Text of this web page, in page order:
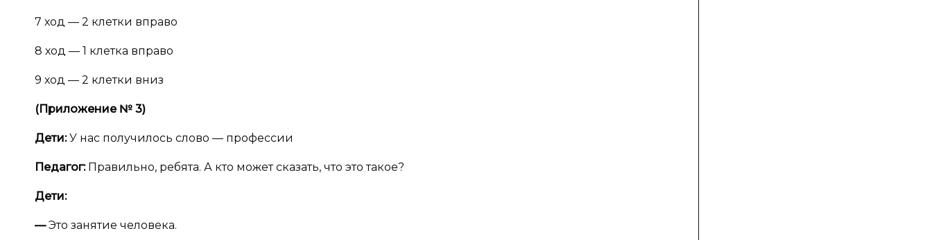
7 ход — 2 клетки вправо
8 ход — 1 клетка вправо
9 ход — 2 клетки вниз
(Приложение № 3)
Дети:У нас получилось слово — профессии
Педагог: Правильно, ребята. А кто может сказать, что это такое?
Дети:
—Это занятие человека.